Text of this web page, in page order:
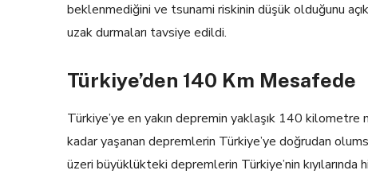
beklenmediğini ve tsunami riskinin düşük olduğunu
uzak durmaları tavsiye edildi.
Türkiye’den 140 Km Mesafede
Türkiye’ye en yakın depremin yaklaşık 140
kadar yaşanan depremlerin Türkiye’ye doğrudan
üzeri büyüklükteki depremlerin Türkiye’nin